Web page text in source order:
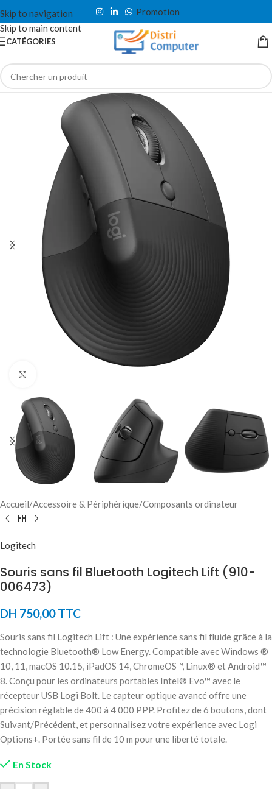
Skip to navigation
Skip to main content
Promotion
CATÉGORIES
Accueil/Accessoire & Périphérique/Composants ordinateur
Logitech
Souris sans fil Bluetooth Logitech Lift (910-
006473)
DH 750,00TTC
Souris sans fil Logitech Lift : Une expérience sans fil fluide grâce à la
technologie Bluetooth® Low Energy. Compatible avec Windows ®
10, 11, macOS 10.15, iPadOS 14, ChromeOS™, Linux® et Android™
8. Conçu pour les ordinateurs portables Intel® Evo™ avec le
récepteur USB Logi Bolt. Le capteur optique avancé offre une
précision réglable de 400 à 4 000 PPP. Profitez de 6 boutons, dont
Suivant/Précédent, et personnalisez votre expérience avec Logi
Options+. Portée sans fil de 10 m pour une liberté totale.
En Stock